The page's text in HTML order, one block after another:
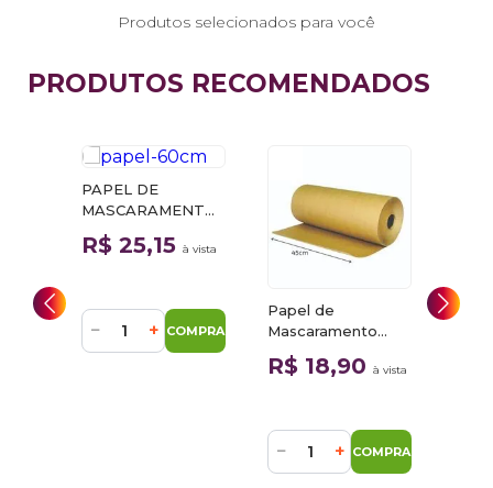
Produtos selecionados para você
PRODUTOS RECOMENDADOS
PAPEL DE
MASCARAMENTO
60CM COM
1,667KG
R$ 25,15 à vista
− + COMPRAR
Papel de
Mascaramento
45cm com 1kg
R$ 18,90 à vista
− + COMPRAR
Fita